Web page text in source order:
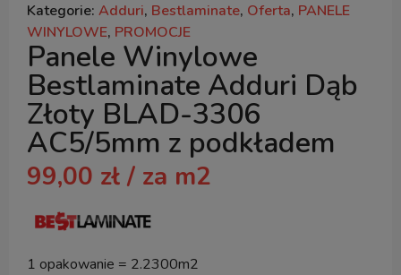
Kategorie: Adduri, Bestlaminate, Oferta, PANELE
WINYLOWE, PROMOCJE
Panele Winylowe
Bestlaminate Adduri Dąb
Złoty BLAD-3306
AC5/5mm z podkładem
99,00 zł / za m2
1 opakowanie = 2.2300m2